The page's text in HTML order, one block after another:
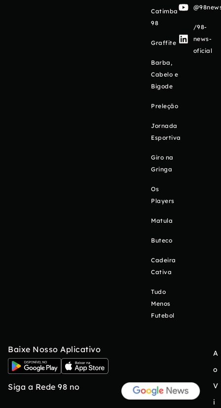
Catimba
98
Graffite
Barba,
Cabelo e
Bigode
Preleção
Jornada
Esportiva
Giro na
Gringa
Os
Players
Matula
Buteco
Cadeira
Cativa
Tudo
Menos
Futebol
/98-
news-
oficial
Baixe Nosso Aplicativo
Siga a Rede 98 no
A
o
V
i